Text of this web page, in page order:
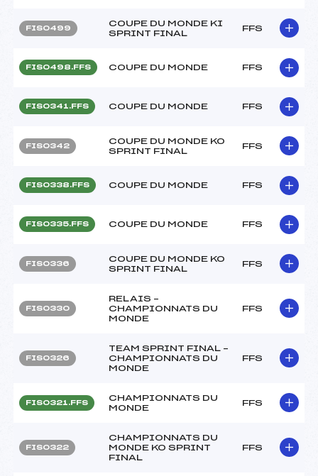
FIS0499
COUPE DU MONDE KI
SPRINT FINAL
FFS
FIS0498.FFS COUPE DU MONDE FFS
FIS0341.FFS COUPE DU MONDE FFS
FIS0342
COUPE DU MONDE KO
SPRINT FINAL
FFS
FIS0338.FFS COUPE DU MONDE FFS
FIS0335.FFS COUPE DU MONDE FFS
FIS0336
COUPE DU MONDE KO
SPRINT FINAL
FFS
FIS0330
RELAIS –
CHAMPIONNATS DU
MONDE
FFS
FIS0326
TEAM SPRINT FINAL –
CHAMPIONNATS DU
MONDE
FFS
FIS0321.FFS
CHAMPIONNATS DU
MONDE
FFS
FIS0322
CHAMPIONNATS DU
MONDE KO SPRINT
FINAL
FFS